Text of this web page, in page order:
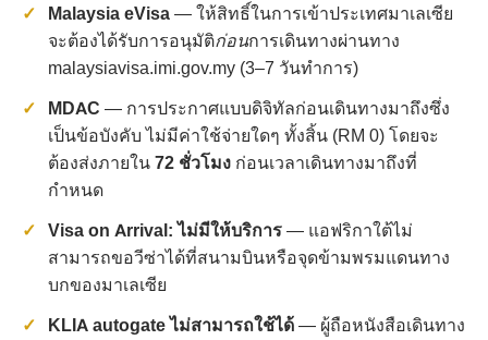
Malaysia eVisa— ให้สิทธิ์ในการเข้าประเทศมาเลเซีย
จะต้องได้รับการอนุมัติก่อนการเดินทางผ่านทาง
malaysiavisa.imi.gov.my (3–7 วันทำการ)
MDAC — การประกาศแบบดิจิทัลก่อนเดินทางมาถึงซึ่ง
เป็นข้อบังคับ ไม่มีค่าใช้จ่ายใดๆ ทั้งสิ้น (RM 0) โดยจะ
ต้องส่งภายใน72 ชั่วโมง ก่อนเวลาเดินทางมาถึงที่
กำหนด
Visa on Arrival: ไม่มีให้บริการ— แอฟริกาใต้ไม่
สามารถขอวีซ่าได้ที่สนามบินหรือจุดข้ามพรมแดนทาง
บกของมาเลเซีย
KLIA autogate ไม่สามารถใช้ได้— ผู้ถือหนังสือเดินทาง